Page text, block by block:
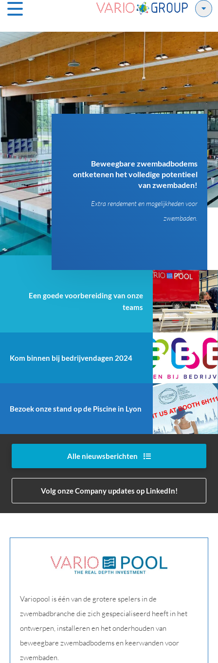
Beweegbare zwembadbodems
ontketenen het volledige potentieel
van zwembaden!
Extra rendement en mogelijkheden voor
zwembaden.
Een goede voorbereiding van onze
teams
Kom binnen bij bedrijvendagen 2024
Bezoek onze stand op de Piscine in Lyon
Volg onze Company updates op LinkedIn!
Alle nieuwsberichten
Variopool is één van de grotere spelers in de
zwembadbranche die zich gespecialiseerd heeft in het
ontwerpen, installeren en het onderhouden van
beweegbare zwembadbodems en keerwanden voor
zwembaden.